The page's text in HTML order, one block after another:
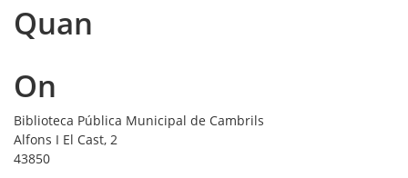
Quan
On
Biblioteca Pública Municipal de Cambrils
Alfons I El Cast, 2
43850